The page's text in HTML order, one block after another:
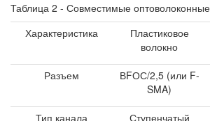
Таблица 2 - Совместимые
Характеристика
Пластиковое
волокно
Разъем
ВFОС/2,5 (или F-
SMA)
Тип канала
Ступенчатый